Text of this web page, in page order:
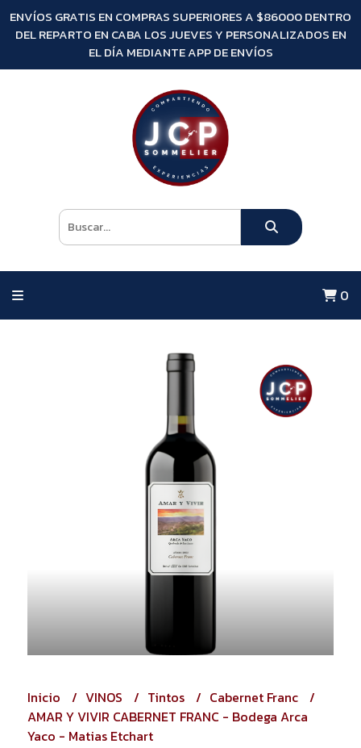
ENVÍOS GRATIS EN COMPRAS SUPERIORES A $86000 DENTRO
DEL REPARTO EN CABA LOS JUEVES Y PERSONALIZADOS EN
EL DÍA MEDIANTE APP DE ENVÍOS
0
Inicio VINOS Tintos
Cabernet Franc
AMAR Y VIVIR CABERNET FRANC - Bodega Arca
Yaco - Matias Etchart